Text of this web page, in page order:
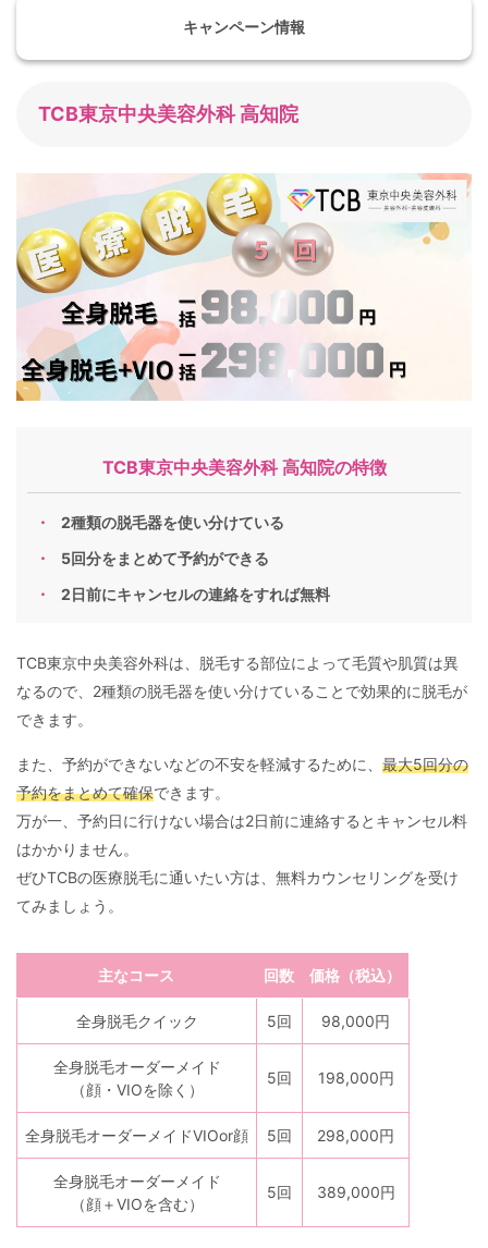
キャンペーン情報
TCB東京中央美容外科 高知院
TCB東京中央美容外科 高知院の特徴
2種類の脱毛器を使い分けている
5回分をまとめて予約ができる
2日前にキャンセルの連絡をすれば無料
TCB東京中央美容外科は、脱毛する部位によって毛質や肌質は異
なるので、2種類の脱毛器を使い分けていることで効果的に脱毛が
できます。
また、予約ができないなどの不安を軽減するために、 最大5回分の
予約をまとめて確保できます。
万が一、予約日に行けない場合は2日前に連絡するとキャンセル料
はかかりません。
ぜひTCBの医療脱毛に通いたい方は、無料カウンセリングを受け
てみましょう。
主なコース 回数 価格（税込）
全身脱毛クイック 5回 98,000円
全身脱毛オーダーメイド
（顔・VIOを除く）
5回 198,000円
全身脱毛オーダーメイドVIOor顔 5回 298,000円
全身脱毛オーダーメイド
（顔＋VIOを含む）
5回 389,000円